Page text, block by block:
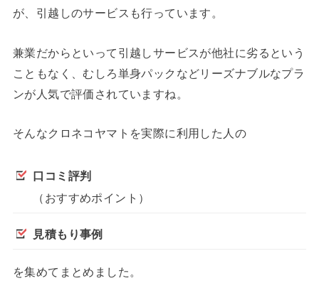
が、引越しのサービスも行っています。
兼業だからといって引越しサービスが他社に劣るという
こともなく、むしろ単身パックなどリーズナブルなプラ
ンが人気で評価されていますね。
そんなクロネコヤマトを実際に利用した人の
口コミ評判
（おすすめポイント）
見積もり事例
を集めてまとめました。